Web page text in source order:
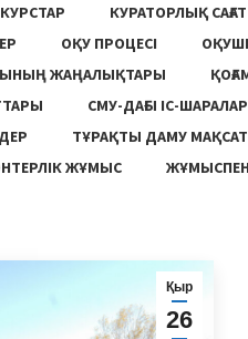
КУРАТОРЛЫҚ
ОҚУ ПРОЦЕСІ
ЖАҢАЛЫҚТАРЫ
СМУ-ДАҒЫ ІС-ШАРАЛАР
ТҰРАҚТЫ ДАМУ
ЖҰМЫС
Қыр
26